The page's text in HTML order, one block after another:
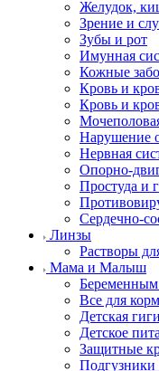
Желудок,
Зрение и
Зубы и рот
Имунная
Кожные
Кровь и
Кровь и
Нарушение
Нервная
Опорно-
Простуда и
Сердечно-
Линзы
Растворы
Мама и Малыш
Все для
Детская
Детское
Защитные
Подгузники